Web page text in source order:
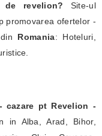
de revelion? Site-ul
promovarea ofertelor -
Romania: Hoteluri,
cazare pt Revelion -
in Alba, Arad, Bihor,